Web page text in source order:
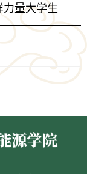
力量大学生